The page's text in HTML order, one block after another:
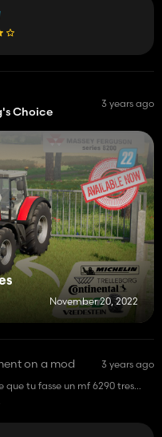
Choice
3 years ago
November 20, 2022
on a mod
3 years ago
que tu fasse un mf 6290 tres